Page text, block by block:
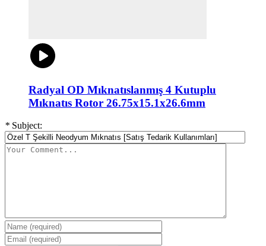
Radyal OD Mıknatıslanmış 4 Kutuplu
Mıknatıs Rotor 26.75x15.1x26.6mm
* Subject: